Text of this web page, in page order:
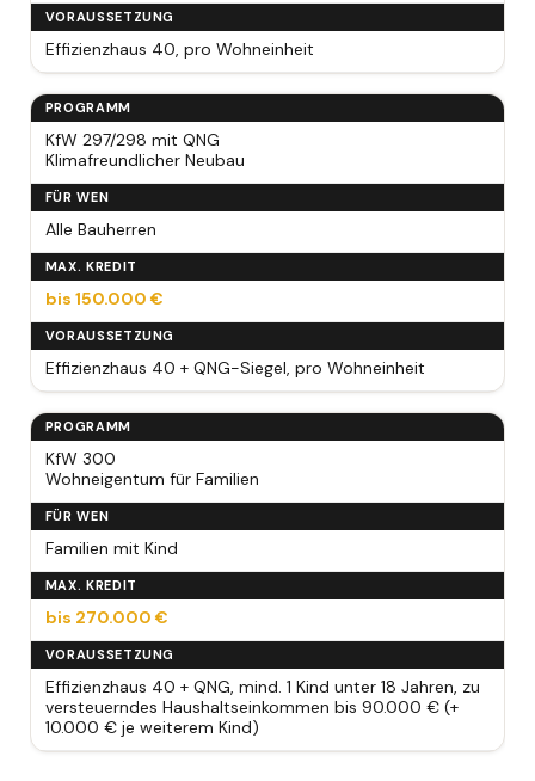
VORAUSSETZUNG
Effizienzhaus 40, pro Wohneinheit
PROGRAMM
KfW 297/298 mit QNG
Klimafreundlicher Neubau
FÜR WEN
Alle Bauherren
MAX. KREDIT
bis 150.000 €
VORAUSSETZUNG
Effizienzhaus 40 + QNG-Siegel, pro Wohneinheit
PROGRAMM
KfW 300
Wohneigentum für Familien
FÜR WEN
Familien mit Kind
MAX. KREDIT
bis 270.000 €
VORAUSSETZUNG
Effizienzhaus 40 + QNG, mind. 1 Kind unter 18 Jahren, zu
versteuerndes Haushaltseinkommen bis 90.000 € (+
10.000 € je weiterem Kind)